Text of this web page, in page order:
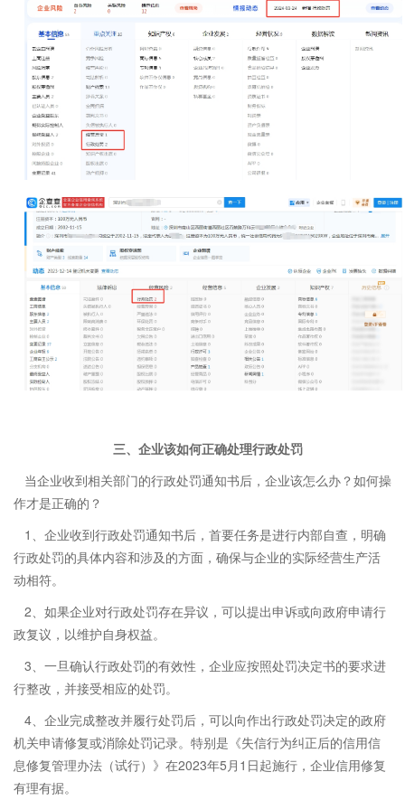
三、企业该如何正确处理行政处罚
当企业收到相关部门的行政处罚通知书后，企业该怎么办？如何操
作才是正确的？
1、企业收到行政处罚通知书后，首要任务是进行内部自查，明确
行政处罚的具体内容和涉及的方面，确保与企业的实际经营生产活
动相符。
2、如果企业对行政处罚存在异议，可以提出申诉或向政府申请行
政复议，以维护自身权益。
3、一旦确认行政处罚的有效性，企业应按照处罚决定书的要求进
行整改，并接受相应的处罚。
4、企业完成整改并履行处罚后，可以向作出行政处罚决定的政府
机关申请修复或消除处罚记录。特别是《失信行为纠正后的信用信
息修复管理办法（试行）》在2023年5月1日起施行，企业信用修复
有理有据。